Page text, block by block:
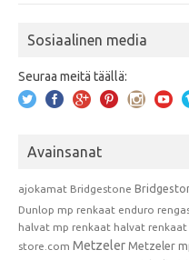
Sosiaalinen media
Seuraa meitä täällä:
Avainsanat
ajokamat Bridgestone
Dunlop mp renkaat enduro
halvat mp renkaat halvat renkaat
store.com Metzeler Metzeler